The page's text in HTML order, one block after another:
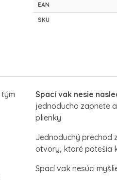
EAN
SKU
tým
Spací vak nesie
jednoducho zapnete
plienky
Jednoduchý prechod
otvory, ktoré potešia
Spací vak nesúci